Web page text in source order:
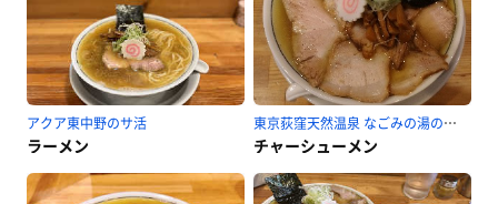
アクア東中野のサ活
ラーメン
東京荻窪天然温泉 なごみの湯のサ活
チャーシューメン